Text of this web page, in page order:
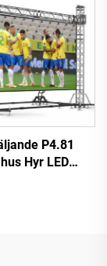
P4.81
Hyr LED